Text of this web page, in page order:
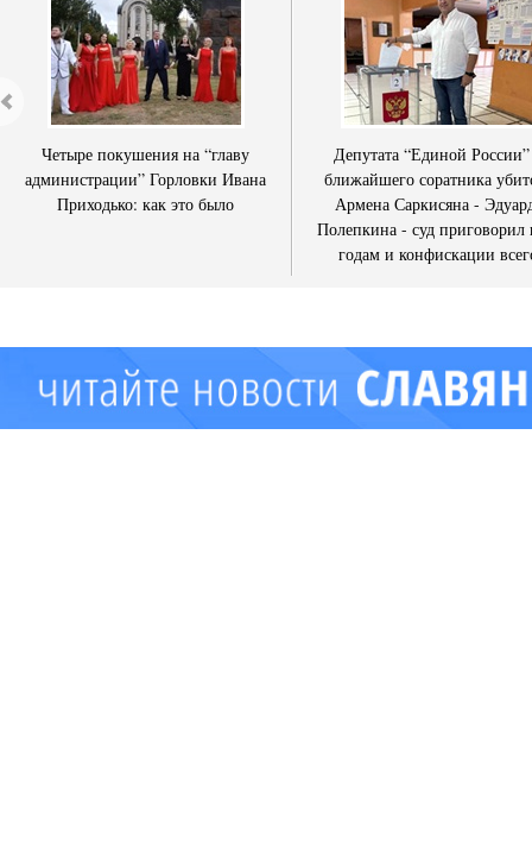
Четыре покушения на “главу
администрации” Горловки Ивана
Приходько: как это было
Депутата “Единой
ближайшего соратника
Армена Саркисяна -
Полепкина - суд приговорил
годам и конфискации